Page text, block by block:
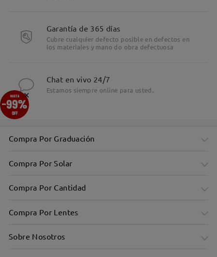
Garantía de 365 días
Cubre cualquier defecto posible en defectos en
los materiales y mano do obra defectuosa
Chat en vivo 24/7
Estamos siempre online para usted.
Compra Por Graduación
Compra Por Solar
Compra Por Cantidad
Compra Por Lentes
Sobre Nosotros
×